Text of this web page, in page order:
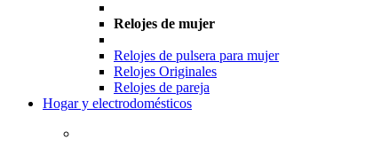
Relojes de mujer
Relojes de pulsera para mujer
Relojes Originales
Relojes de pareja
Hogar y electrodomésticos